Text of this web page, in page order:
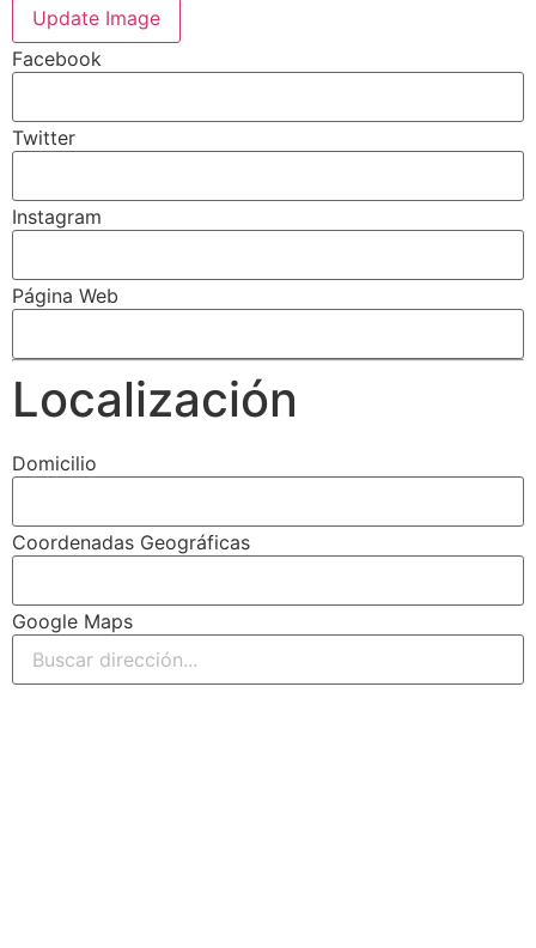
Update Image
Facebook
Twitter
Instagram
Página Web
Localización
Domicilio
Coordenadas Geográficas
Google Maps